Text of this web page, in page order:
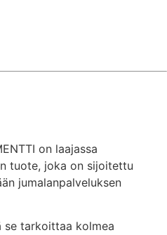
on laajassa
tuote, joka on sijoitettu
jumalanpalveluksen
se tarkoittaa kolmea